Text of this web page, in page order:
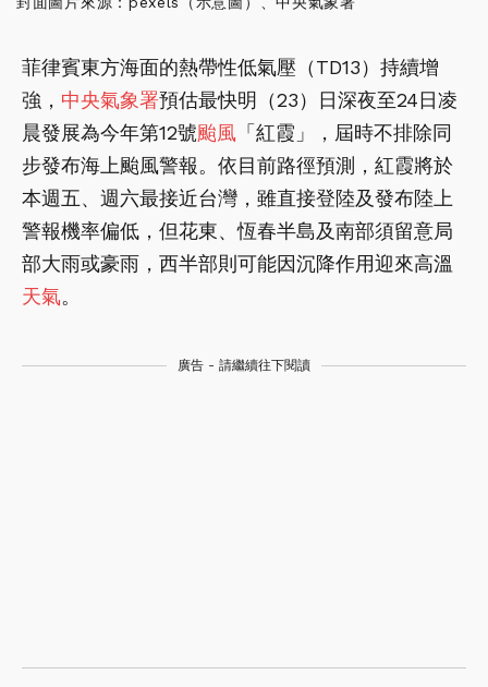
菲律賓東方海面的熱帶性低氣壓（TD13）持續增
強， 中央氣象署預估最快明（23）日深夜至24日凌
晨發展為今年第12號颱風 「紅霞」，屆時不排除同
步發布海上颱風警報。依目前路徑預測，紅霞將於
本週五、週六最接近台灣，雖直接登陸及發布陸上
警報機率偏低，但花東、恆春半島及南部須留意局
部大雨或豪雨，西半部則可能因沉降作用迎來高溫
天氣。
廣告 - 請繼續往下閱讀